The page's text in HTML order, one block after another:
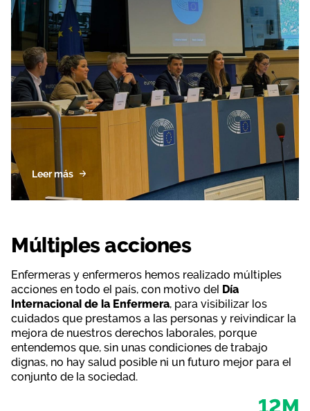
Leer más
Múltiples acciones
Enfermeras y enfermeros hemos realizado múltiples
acciones en todo el país, con motivo del Día
Internacional de la Enfermera, para visibilizar los
cuidados que prestamos a las personas y reivindicar la
mejora de nuestros derechos laborales, porque
entendemos que, sin unas condiciones de trabajo
dignas, no hay salud posible ni un futuro mejor para el
conjunto de la sociedad.